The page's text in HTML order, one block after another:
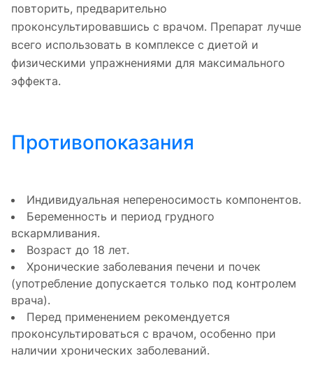
повторить, предварительно
проконсультировавшись с врачом. Препарат лучше
всего использовать в комплексе с диетой и
физическими упражнениями для максимального
эффекта.
Противопоказания
Индивидуальная непереносимость компонентов.
Беременность и период грудного
вскармливания.
Возраст до 18 лет.
Хронические заболевания печени и почек
(употребление допускается только под контролем
врача).
Перед применением рекомендуется
проконсультироваться с врачом, особенно при
наличии хронических заболеваний.